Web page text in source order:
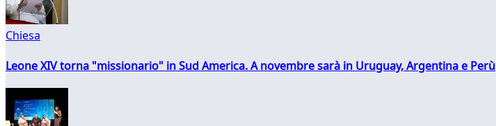
Chiesa
Leone XIV torna "missionario" in Sud America. A novembre sarà in Uruguay, Argentina e Perù